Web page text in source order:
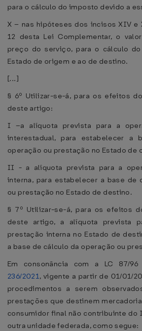
para o cálculo do imposto devido a
X – nas hipóteses dos incisos XIV e
12 desta Lei Complementar, o
preço do serviço, para o cálculo
Estado de origem e ao de destino.
[...]
§ 6º Utilizar-se-á, para os efeitos
deste artigo:
I –a alíquota prevista para a
interestadual, para estabelecer a
operação ou prestação no Estado de
II - a alíquota prevista para a
interna, para estabelecer a base de
ou prestação no Estado de destino.
§ 7º Utilizar-se-á, para os efeitos
deste artigo, a alíquota prevista
prestação interna no Estado de
a base de cálculo da operação ou
Em consonância com a LC 87/
236/2021, vigente a partir de 01/01/
procedimentos a serem
prestações que destinem
consumidor final não contribuinte do
outra unidade federada, como segue: